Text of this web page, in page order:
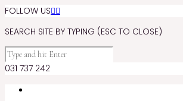
FOLLOW US
SEARCH SITE BY TYPING (ESC TO CLOSE)
031 737 242